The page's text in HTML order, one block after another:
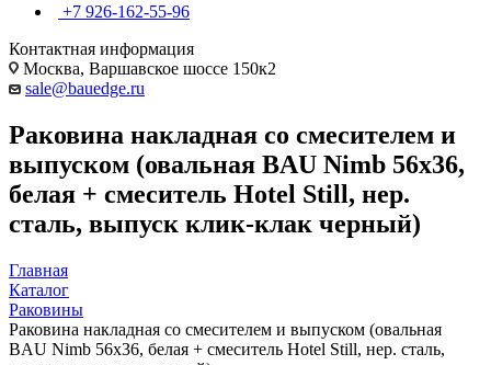
+7 926-162-55-96
Контактная информация
Москва, Варшавское шоссе 150к2
sale@bauedge.ru
Раковина накладная со смесителем и
выпуском (овальная BAU Nimb 56х36,
белая + смеситель Hotel Still, нер.
сталь, выпуск клик-клак черный)
Главная
Каталог
Раковины
Раковина накладная со смесителем и выпуском (овальная
BAU Nimb 56х36, белая + смеситель Hotel Still, нер. сталь,